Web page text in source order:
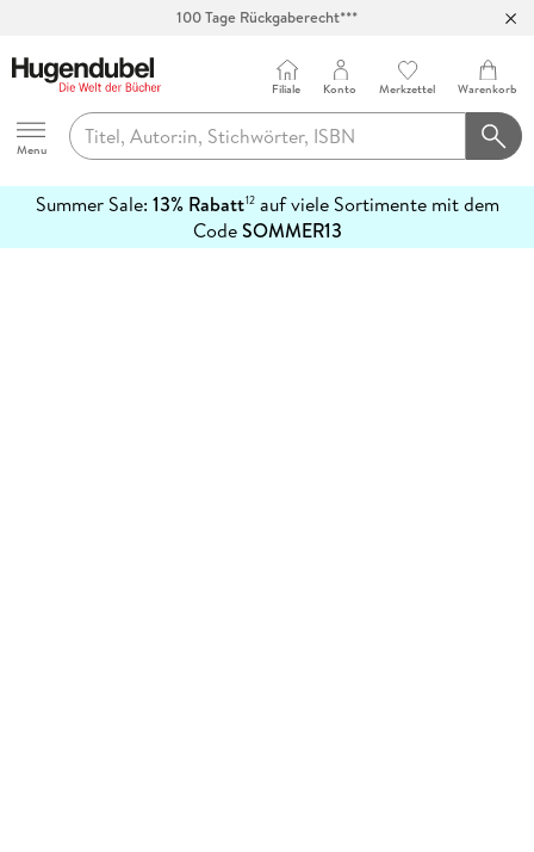
100 Tage Rückgaberecht***
Hugendubel
Menu
Filiale Konto Merkzettel Warenkorb
Summer Sale: 13% Rabatt12auf viele Sortimente mit dem
CodeSOMMER13
erfahren